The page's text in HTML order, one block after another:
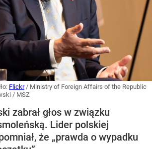
Flickr / Ministry of Foreign Affairs of the Republic
/ MSZ
zabrał głos w związku
Lider polskiej
że „prawda o wypadku